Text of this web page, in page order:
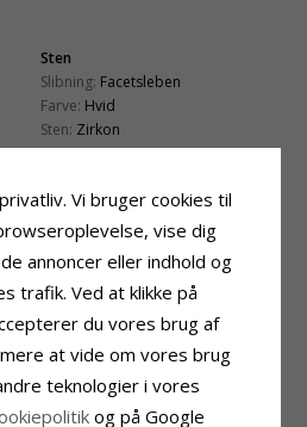
Sten
Slibning: Facetsleben
Farve: Hvid
Sten: Zirkon
Højde: 25,2 mm
11,6 mm
KØBT DENNE HAR
KØBT
Vi bruger cookies til
vise dig
annoncer eller indhold og
trafik. Ved at klikke på
du vores brug af
at vide om vores brug
teknologier i vores
og på Google